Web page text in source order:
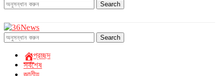
Search
Search
প্রচ্ছদ
সর্বশেষ